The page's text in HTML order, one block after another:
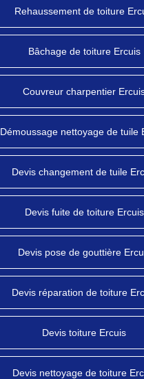
Rehaussement de toiture
Bâchage de toiture Ercuis
Couvreur charpentier
Démoussage nettoyage de tuile
Devis changement de tuile
Devis fuite de toiture Ercuis
Devis pose de gouttière
Devis réparation de toiture
Devis toiture Ercuis
Devis nettoyage de toiture